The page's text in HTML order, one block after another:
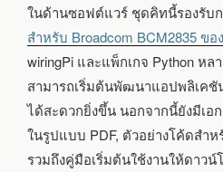
ในด้านซอฟต์แวร์ ชุดคิทนี้รองรับ
สำหรับ Broadcom BCM2835 ขอ
wiringPi และแพ็กเกจ Python ห
สามารถเริ่มต้นพัฒนาแอปพลิเคชั
ได้สะดวกยิ่งขึ้น นอกจากนี้ยังมีเอ
ในรูปแบบ PDF, ตัวอย่างโค้ดสำห
รวมถึงคู่มือเริ่มต้นใช้งานให้ดาว